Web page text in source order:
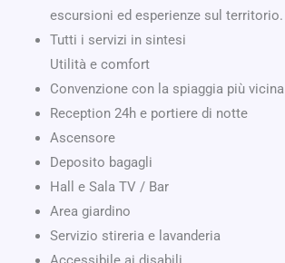
escursioni ed esperienze sul territorio.
Tutti i servizi in sintesi
Utilità e comfort
Convenzione con la spiaggia più vicina
Reception 24h e portiere di notte
Ascensore
Deposito bagagli
Hall e Sala TV / Bar
Area giardino
Servizio stireria e lavanderia